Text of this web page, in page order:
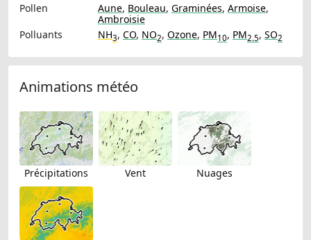
Pollen
Aune, Bouleau, Graminées, Armoise,
Ambroisie
Polluants
NH3, CO, NO2, Ozone, PM10, PM2.5, SO2
Animations météo
Précipitations Vent Nuages